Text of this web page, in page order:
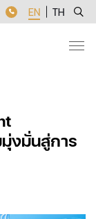
EN TH
งมั่นสู่การ